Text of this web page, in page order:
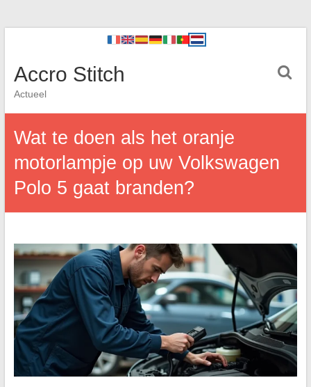
Accro Stitch
Actueel
Wat te doen als het oranje
motorlampje op uw Volkswagen
Polo 5 gaat branden?